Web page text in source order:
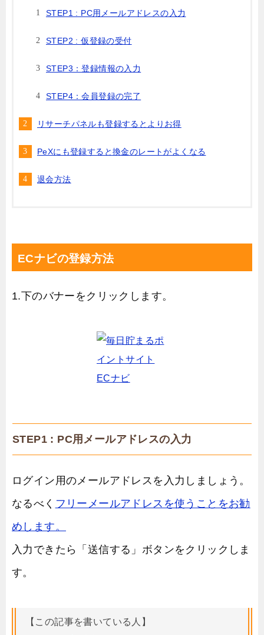
STEP1 : PC用メールアドレスの入力
STEP2 : 仮登録の受付
STEP3：登録情報の入力
STEP4：会員登録の完了
リサーチパネルも登録するとよりお得
PeXにも登録すると換金のレートがよくなる
退会方法
ECナビの登録方法
1.下のバナーをクリックします。
STEP1 : PC用メールアドレスの入力
ログイン用のメールアドレスを入力しましょう。
なるべく フリーメールアドレスを使うことをお勧
めします。
入力できたら「送信する」ボタンをクリックしま
す。
【この記事を書いている人】